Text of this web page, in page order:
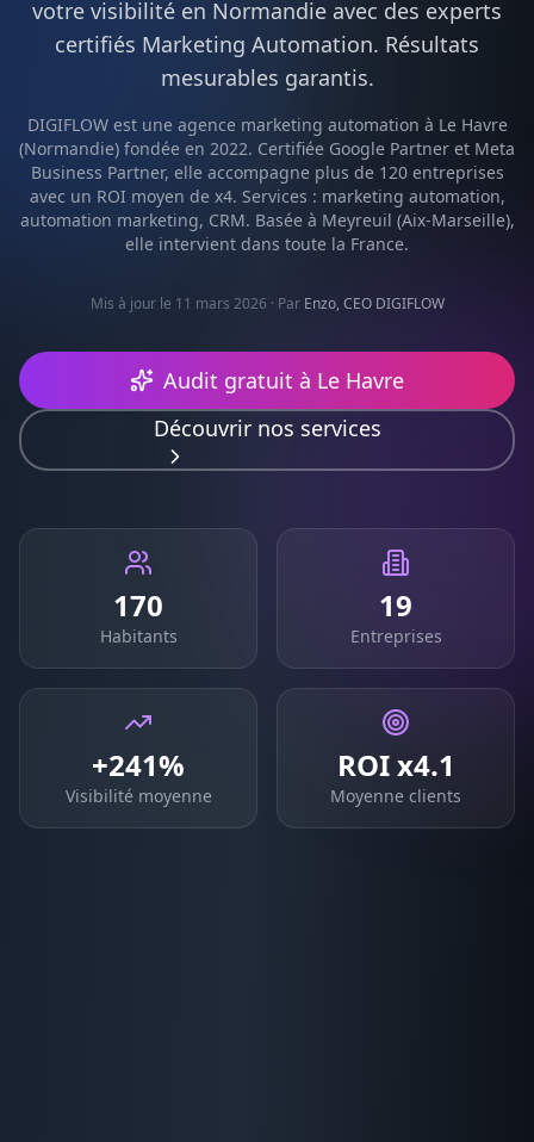
votre visibilité en Normandie avec des experts
certifiés Marketing Automation. Résultats
mesurables garantis.
DIGIFLOW est une agence marketing automation à Le Havre
(Normandie) fondée en 2022. Certifiée Google Partner et Meta
Business Partner, elle accompagne plus de 120 entreprises
avec un ROI moyen de x4. Services : marketing automation,
automation marketing, CRM. Basée à Meyreuil (Aix-Marseille),
elle intervient dans toute la France.
Mis à jour le 11 mars 2026 · Par Enzo, CEO DIGIFLOW
Audit gratuit à Le Havre
Découvrir nos services
170
Habitants
19
Entreprises
+241%
Visibilité moyenne
ROI x4.1
Moyenne clients